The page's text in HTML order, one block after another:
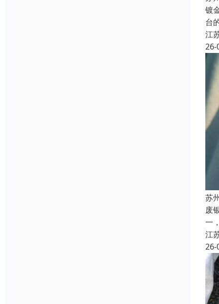
镀
台
江
26-
苏
废
一
江
26-